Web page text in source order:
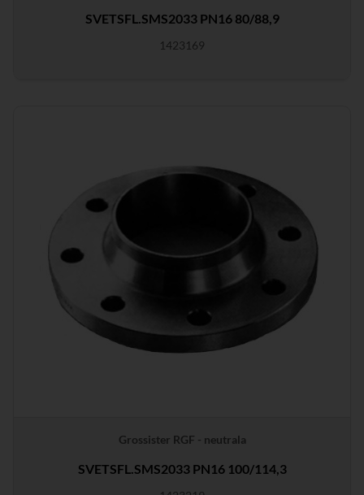
SVETSFL.SMS2033 PN16 80/88,9
1423169
Grossister RGF - neutrala
SVETSFL.SMS2033 PN16 100/114,3